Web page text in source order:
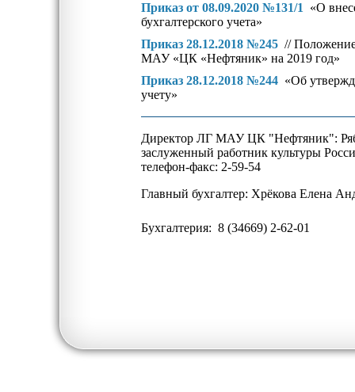
Приказ от 08.09.2020 №131/1
«О
бухгалтерского учета»
Приказ 28.12.2018 №245 //
МАУ «ЦК «Нефтяник» на 2019 год»
Приказ 28.12.2018 №244 «Об
учету»
Директор ЛГ МАУ ЦК "Нефтяник":
заслуженный работник культуры
телефон-факс: 2-59-54
Главный бухгалтер: Хрёкова Елена
Бухгалтерия: 8 (34669) 2-62-01